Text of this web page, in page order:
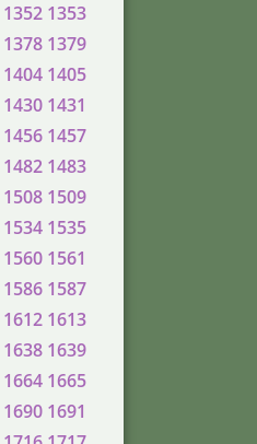
1352 1353
1378 1379
1404 1405
1430 1431
1456 1457
1482 1483
1508 1509
1534 1535
1560 1561
1586 1587
1612 1613
1638 1639
1664 1665
1690 1691